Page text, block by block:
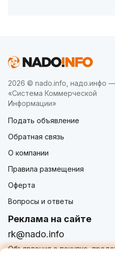
2026 © nado.info, надо.инфо
«Система Коммерческой
Информации»
Подать объявление
Обратная связь
О компании
Правила размещения
Оферта
Вопросы и ответы
Реклама на сайте
rk@nado.info
Объявления о покупке,